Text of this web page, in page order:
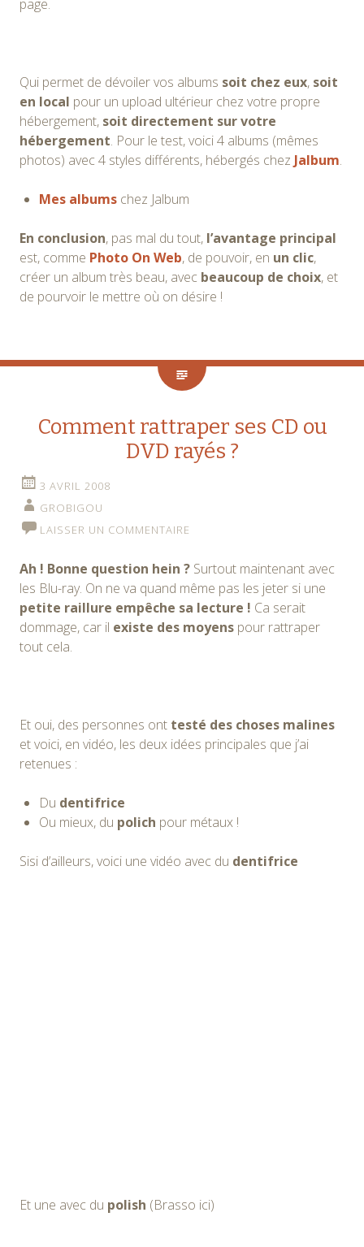
page.
Qui permet de dévoiler vos albums soit chez eux, soit
en local pour un upload ultérieur chez votre propre
hébergement, soit directement sur votre
hébergement. Pour le test, voici 4 albums (mêmes
photos) avec 4 styles différents, hébergés chez Jalbum.
Mes albums chez Jalbum
En conclusion, pas mal du tout, l’avantage principal
est, comme Photo On Web, de pouvoir, en un clic,
créer un album très beau, avec beaucoup de choix, et
de pourvoir le mettre où on désire !
Comment rattraper ses CD ou
DVD rayés ?
3 AVRIL 2008
GROBIGOU
LAISSER UN COMMENTAIRE
Ah ! Bonne question hein ? Surtout maintenant avec
les Blu-ray. On ne va quand même pas les jeter si une
petite raillure empêche sa lecture ! Ca serait
dommage, car il existe des moyens pour rattraper
tout cela.
Et oui, des personnes ont testé des choses malines
et voici, en vidéo, les deux idées principales que j’ai
retenues :
Du dentifrice
Ou mieux, du polich pour métaux !
Sisi d’ailleurs, voici une vidéo avec du dentifrice
Et une avec du polish (Brasso ici)